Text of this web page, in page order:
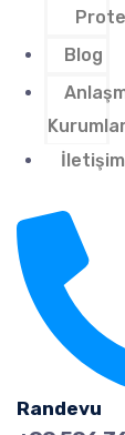
Blog
İletişim
Randevu